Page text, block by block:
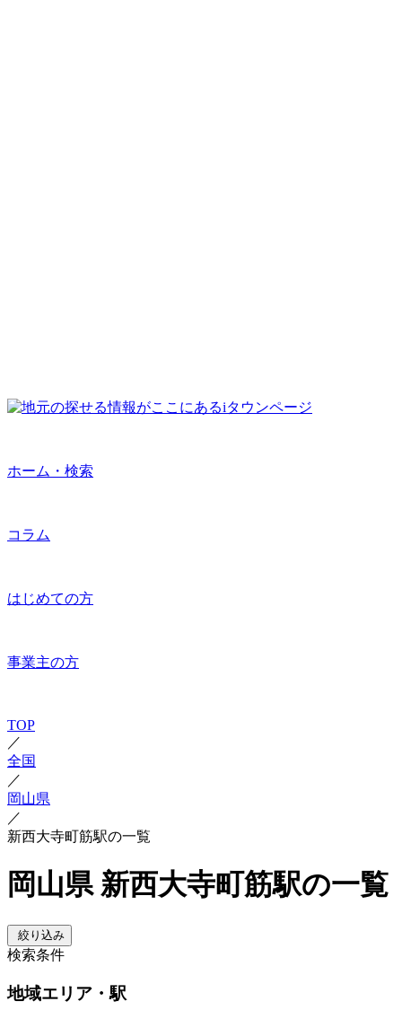
ホーム・検索
コラム
はじめての方
事業主の方
TOP
／
全国
／
岡山県
／
新西大寺町筋駅の一覧
岡山県 新西大寺町筋駅の一覧
絞り込み
検索条件
地域エリア・駅